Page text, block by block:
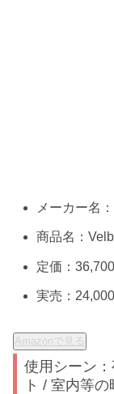
メーカー名
商品名：
定価：
実売：
Amazonで見る
使用シーン
ト / 室内等の